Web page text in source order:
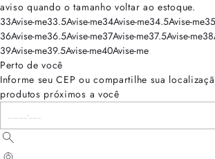
aviso quando o tamanho voltar ao estoque.
33Avise-me33.5Avise-me34Avise-me34.5Avise-me35
36Avise-me36.5Avise-me37Avise-me37.5Avise-me38
39Avise-me39.5Avise-me40Avise-me
Perto de você
Informe seu CEP ou compartilhe sua
produtos próximos a você